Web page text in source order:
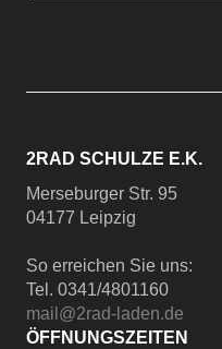
2RAD SCHULZE E.K.
Merseburger Str. 95
04177 Leipzig
So erreichen Sie uns:
Tel. 0341/4801160
mail@2rad-laden.de
ÖFFNUNGSZEITEN